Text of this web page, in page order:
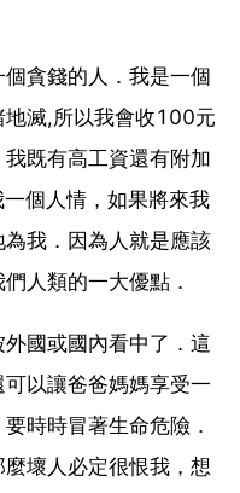
貪錢的人．我是一個
地滅,所以我會收100元
既有高工資還有附加
個人情，如果將來我
我．因為人就是應該
人類的一大優點．
國或國內看中了．這
以讓爸爸媽媽享受一
時時冒著生命危險．
壞人必定很恨我，想